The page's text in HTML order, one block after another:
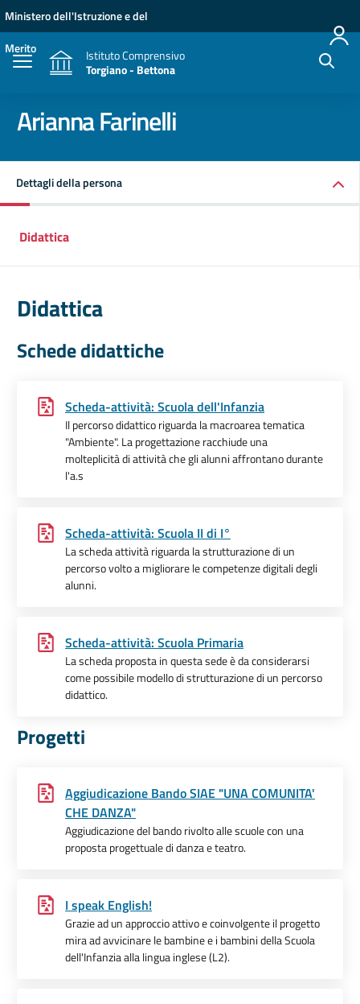
Vai ai contenuti
Vai al menu di navigazione
Vai al footer
Ministero dell'Istruzione e del
Merito
Istituto Comprensivo
Torgiano - Bettona
Arianna Farinelli
Dettagli della persona
Didattica
Didattica
Schede didattiche
Scheda-attività: Scuola dell'Infanzia
Il percorso didattico riguarda la macroarea tematica
"Ambiente". La progettazione racchiude una
molteplicità di attività che gli alunni affrontano durante
l'a.s
Scheda-attività: Scuola II di I°
La scheda attività riguarda la strutturazione di un
percorso volto a migliorare le competenze digitali degli
alunni.
Scheda-attività: Scuola Primaria
La scheda proposta in questa sede è da considerarsi
come possibile modello di strutturazione di un percorso
didattico.
Progetti
Aggiudicazione Bando SIAE "UNA COMUNITA'
CHE DANZA"
Aggiudicazione del bando rivolto alle scuole con una
proposta progettuale di danza e teatro.
I speak English!
Grazie ad un approccio attivo e coinvolgente il progetto
mira ad avvicinare le bambine e i bambini della Scuola
dell'Infanzia alla lingua inglese (L2).